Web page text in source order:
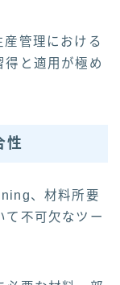
産管理における
得と適用が極め
性
、材料所要
て不可欠なツー